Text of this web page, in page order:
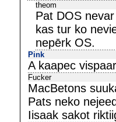
theom
Pat DOS
kas tur ko
nepērk OS.
Pink
A kaapec
Fucker
MacBetons
Pats neko
Iisaak sakot